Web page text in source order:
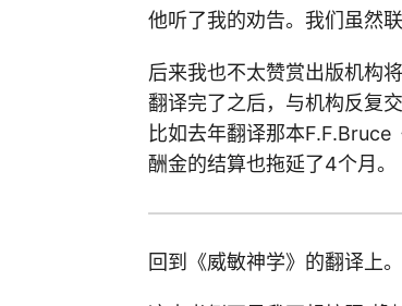
他听了我的劝告。我们虽然
后来我也不太赞赏出版机构
翻译完了之后，与机构反复
比如去年翻译那本
酬金的结算也拖延了4个月。
回到《威敏神学》的翻译上。